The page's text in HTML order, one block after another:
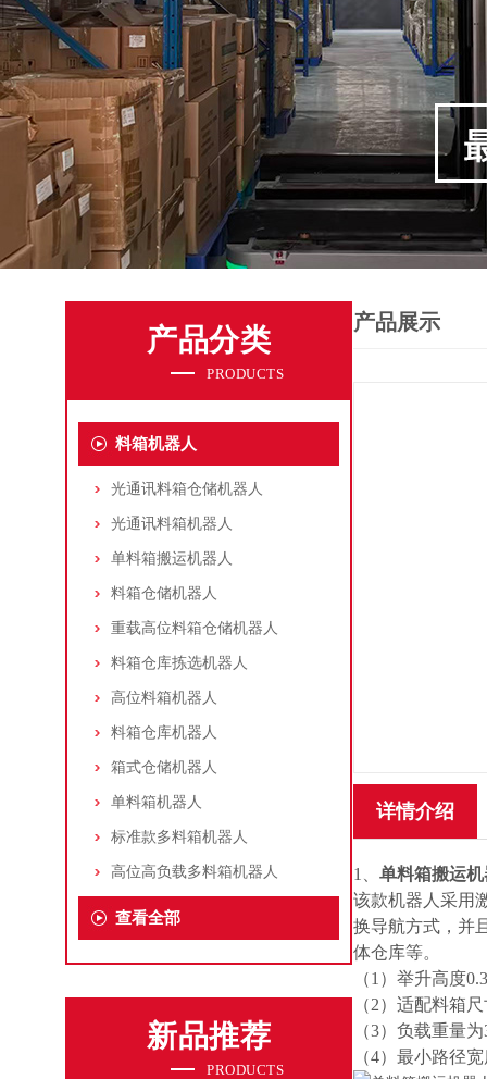
产品分类
PRODUCTS
料箱机器人
光通讯料箱仓储机器人
光通讯料箱机器人
单料箱搬运机器人
料箱仓储机器人
重载高位料箱仓储机器人
料箱仓库拣选机器人
高位料箱机器人
料箱仓库机器人
箱式仓储机器人
单料箱机器人
标准款多料箱机器人
高位高负载多料箱机器人
查看全部
新品推荐
PRODUCTS
产品展示
详情介绍
1、 单料箱搬运机
该款机器人采用
换导航方式，并
体仓库等。
（1）举升高度
（2）适配料箱
（3）负载重量
（4）最小路径